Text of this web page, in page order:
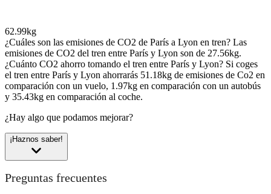
62.99kg
¿Cuáles son las emisiones de CO2 de París a Lyon en tren? Las
emisiones de CO2 del tren entre París y Lyon son de 27.56kg.
¿Cuánto CO2 ahorro tomando el tren entre París y Lyon? Si coges
el tren entre París y Lyon ahorrarás 51.18kg de emisiones de Co2 en
comparación con un vuelo, 1.97kg en comparación con un autobús
y 35.43kg en comparación al coche.
¿Hay algo que podamos mejorar?
¡Haznos saber!
Preguntas frecuentes